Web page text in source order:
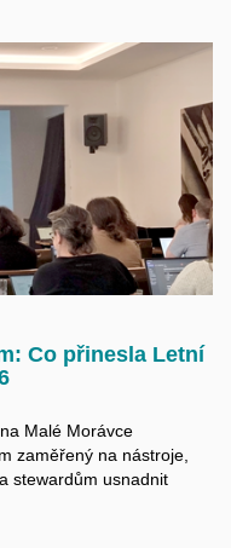
Co přinesla Letní
na Malé Morávce
zaměřený na nástroje,
stewardům usnadnit